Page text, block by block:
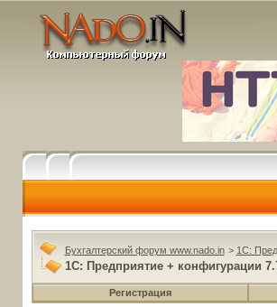
Бухгалтерский форум www.nado.in > 1C:
1C: Предприятие + конфигурации
Регистрация